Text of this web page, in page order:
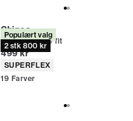
Populært valg
2 stk 800 kr
Chinos
Relaxed loose fit
I alt (inkl. rabat)
499 kr
Produkt egenskaber
SUPERFLEX
19 Farver